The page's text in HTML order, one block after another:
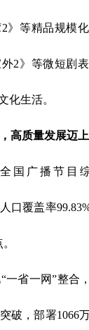
》等精品规模化
外2》等微短剧
化生活。
高质量发展迈
国广播节目
口覆盖率
一省一网”整合
破，部署1066